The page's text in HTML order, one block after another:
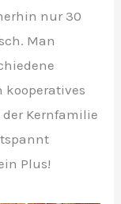
nur 30
Man
kooperatives
Kernfamilie
Plus!